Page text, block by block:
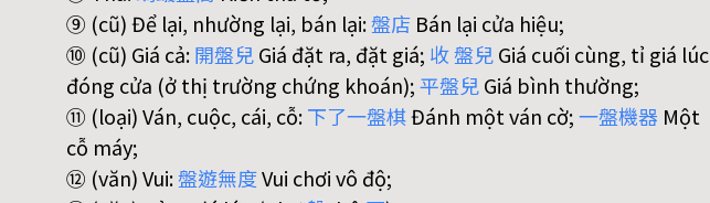
⑨ (cũ) Để lại, nhường lại, bán lại:盤店 Bán lại cửa hiệu;
⑩ (cũ) Giá cả:開盤兒Giá đặt ra, đặt giá; 收盤兒Giá cuối cùng, tỉ giá lúc
đóng cửa (ở thị trường chứng khoán);平盤兒Giá bình thường;
⑪ (loại) Ván, cuộc, cái, cỗ:下了一盤棋Đánh một ván cờ;一盤機器 Một
cỗ máy;
⑫ (văn) Vui:盤遊無度Vui chơi vô độ;